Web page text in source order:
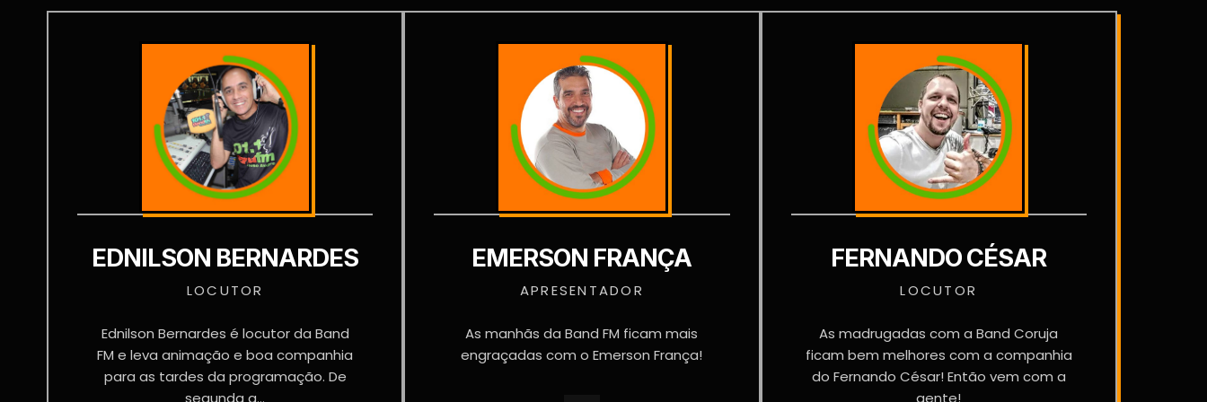
EDNILSON BERNARDES
LOCUTOR
Ednilson Bernardes é locutor da Band
FM e leva animação e boa companhia
para as tardes da programação. De
segunda a...
EMERSON FRANÇA
APRESENTADOR
As manhãs da Band FM ficam mais
engraçadas com o Emerson França!
FERNANDO CÉSAR
LOCUTOR
As madrugadas com a Band Coruja
ficam bem melhores com a companhia
do Fernando César! Então vem com a
gente!